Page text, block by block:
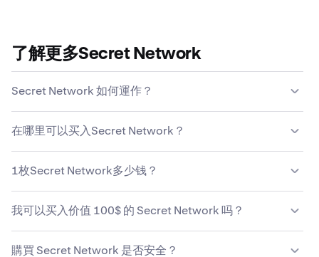
了解更多Secret Network
Secret Network 如何運作？
行或維護。相反，Secret Network 是由去中心化的電腦節
點網絡負責維護。这种去中心化意味着，Secret Network
的持有人和用户可以帮助维护网络。
在哪里可以买入Secret Network？
式是选择像Kraken这样可靠的加密货币平台。雖然可以使
用幾種不同的方法買入 Secret Network，但 Kraken 為用
戶提供在購買 Secret Network 等加密貨幣時經常追求的安
全性、支持及簡易性。
1枚Secret Network多少钱？
轻松放心买入和卖出Secret Network。
我可以买入价值 100$ 的 Secret Network 吗？
简单。按目前的价格，$100等于3,089.5665SCRT。
購買 Secret Network 是否安全？